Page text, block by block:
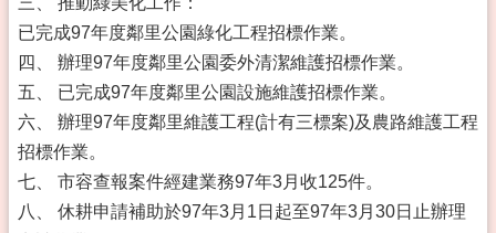
已完成97年度鄰里公園綠化工程招標作業。
四、 辦理97年度鄰里公園委外清潔維護招標作業。
五、 已完成97年度鄰里公園設施維護招標作業。
六、 辦理97年度鄰里維護工程(計有三標案)及農路維護工程
招標作業。
七、 市容查報案件經建業務97年3月收125件。
八、 休耕申請補助於97年3月1日起至97年3月30日止辦理